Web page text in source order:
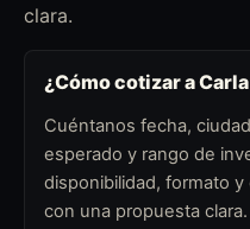
clara.
¿Cómo cotizar a
Cuéntanos fecha,
esperado y rango de
disponibilidad, formato
con una propuesta clara.